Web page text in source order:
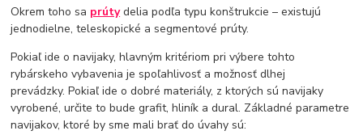
Okrem toho sa prútydelia podľa typu konštrukcie – existujú
jednodielne, teleskopické a segmentové prúty.
Pokiaľ ide o navijaky, hlavným kritériom pri výbere tohto
rybárskeho vybavenia je spoľahlivosť a možnosť dlhej
prevádzky. Pokiaľ ide o dobré materiály, z ktorých sú navijaky
vyrobené, určite to bude grafit, hliník a dural. Základné parametre
navijakov, ktoré by sme mali brať do úvahy sú: